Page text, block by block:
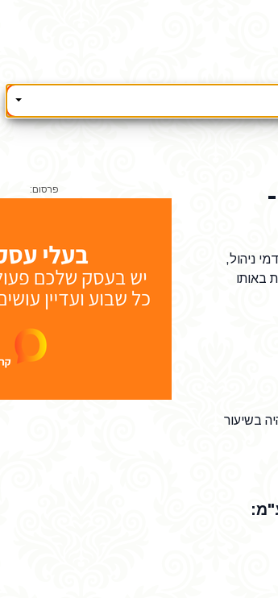
תשואות, דמי ניהול,
באותו
בשיעור
פרסום: